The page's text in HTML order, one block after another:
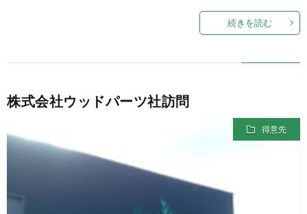
続きを読む
株式会社ウッドパーツ社訪問
得意先